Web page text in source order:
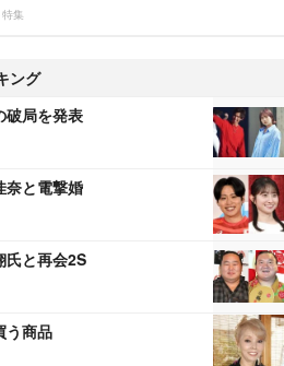
集
ング
破局を発表
奈と電撃婚
氏と再会2S
う商品